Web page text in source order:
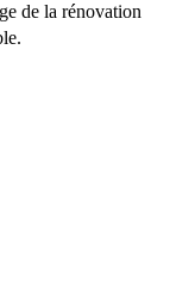
de la rénovation